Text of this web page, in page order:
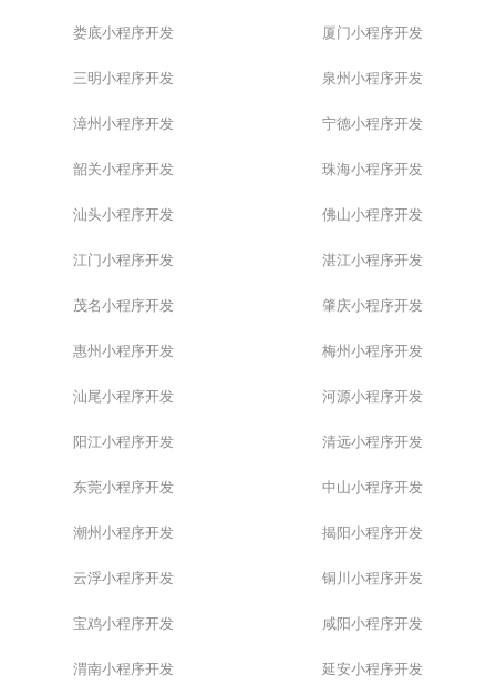
娄底小程序开发 厦门小程序开发
三明小程序开发 泉州小程序开发
漳州小程序开发 宁德小程序开发
韶关小程序开发 珠海小程序开发
汕头小程序开发 佛山小程序开发
江门小程序开发 湛江小程序开发
茂名小程序开发 肇庆小程序开发
惠州小程序开发 梅州小程序开发
汕尾小程序开发 河源小程序开发
阳江小程序开发 清远小程序开发
东莞小程序开发 中山小程序开发
潮州小程序开发 揭阳小程序开发
云浮小程序开发 铜川小程序开发
宝鸡小程序开发 咸阳小程序开发
渭南小程序开发 延安小程序开发